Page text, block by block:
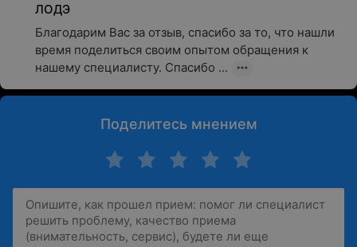
ЛОДЭ
Благодарим Вас за отзыв, спасибо за то, что нашли
время поделиться своим опытом обращения к
нашему специалисту. Спасибо ...
Поделитесь мнением